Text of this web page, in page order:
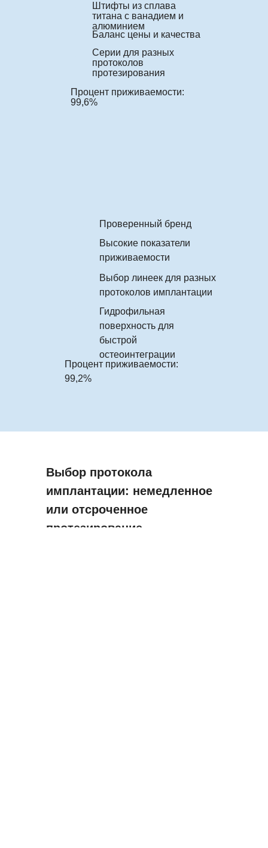
Серии для разных
протоколов
протезирования
Штифты из сплава
титана с ванадием и
алюминием
Баланс цены и качества
Процент приживаемости:
99,6%
Проверенный бренд
Высокие показатели
приживаемости
Выбор линеек для разных
протоколов имплантации
Гидрофильная
поверхность для
быстрой
остеоинтеграции
Процент приживаемости:
99,2%
Выбор протокола
имплантации: немедленное
или отсроченное
протезирование